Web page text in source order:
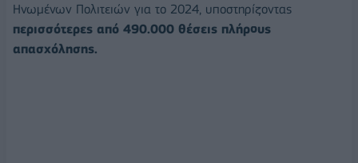
Ηνωμένων Πολιτειών για το 2024, υποστηρίζοντας
περισσότερες από 490.000 θέσεις πλήρους
απασχόλησης.